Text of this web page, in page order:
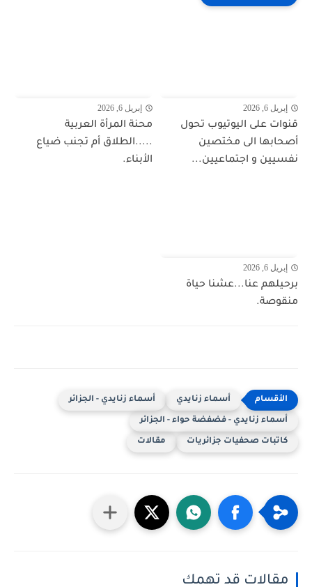
إبريل 6, 2026
قنوات على اليوتيوب تحول
أصحابها الى مختصين
نفسيين و اجتماعيين...
إبريل 6, 2026
محنة المرأة العربية
.....الطلاق أم تجنب ضياع
الأبناء.
إبريل 6, 2026
برحيلهم عنا...عشنا حياة
منقوصة.
أسماء زنايدي أسماء زنايدي - الجزائر
أسماء زنايدي - فضفضة حواء - الجزائر
كاتبات صحفيات جزائريات مقالات
مقالات قد تهمك